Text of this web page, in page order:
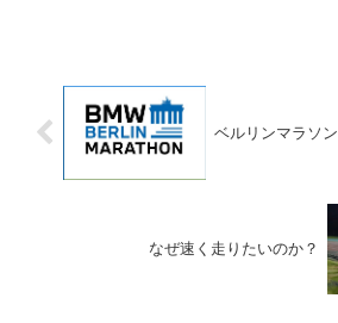
ベルリンマラソン
なぜ速く走りたいのか？